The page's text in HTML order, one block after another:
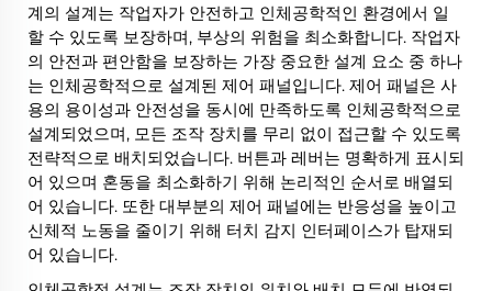
계의 설계는 작업자가 안전하고 인체공학적인 환경에서 일
할 수 있도록 보장하며, 부상의 위험을 최소화합니다. 작업자
의 안전과 편안함을 보장하는 가장 중요한 설계 요소 중 하나
는 인체공학적으로 설계된 제어 패널입니다. 제어 패널은 사
용의 용이성과 안전성을 동시에 만족하도록 인체공학적으로
설계되었으며, 모든 조작 장치를 무리 없이 접근할 수 있도록
전략적으로 배치되었습니다. 버튼과 레버는 명확하게 표시되
어 있으며 혼동을 최소화하기 위해 논리적인 순서로 배열되
어 있습니다. 또한 대부분의 제어 패널에는 반응성을 높이고
신체적 노동을 줄이기 위해 터치 감지 인터페이스가 탑재되
어 있습니다.